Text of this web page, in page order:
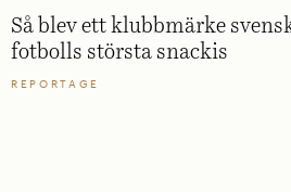
Så blev ett klubbmärke
fotbolls största snackis
REPORTAGE